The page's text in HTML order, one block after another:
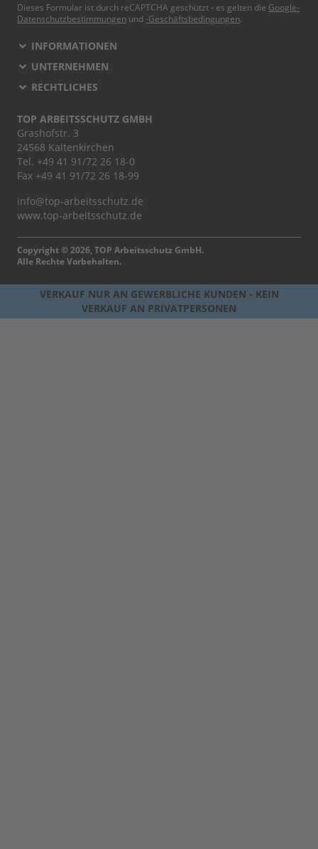
Dieses Formular ist durch reCAPTCHA geschützt - es gelten die Google-
Datenschutzbestimmungen und -Geschäftsbedingungen.
INFORMATIONEN
UNTERNEHMEN
RECHTLICHES
TOP ARBEITSSCHUTZ GMBH
Grashofstr. 3
24568 Kaltenkirchen
Tel. +49 41 91/72 26 18-0
Fax +49 41 91/72 26 18-99
info@top-arbeitsschutz.de
www.top-arbeitsschutz.de
Copyright © 2026, TOP Arbeitsschutz GmbH.
Alle Rechte Vorbehalten.
VERKAUF NUR AN GEWERBLICHE KUNDEN - KEIN
VERKAUF AN PRIVATPERSONEN